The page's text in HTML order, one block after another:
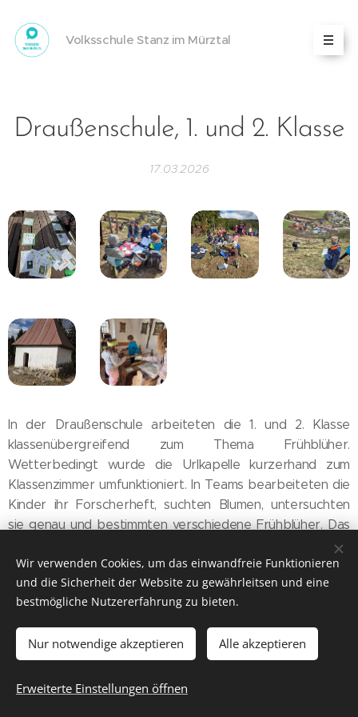
Volksschule Stanz im Mürztal
Draußenschule, 1. und 2. Klasse
17.03.2026
In der Draußenschule arbeiteten die 1. und 2. Klasse
klassenübergreifend zum Thema Frühblüher.
Wetterbedingt wurde die Urlkapelle kurzerhand zum
Klassenzimmer umfunktioniert. In Teams bearbeiteten die
Kinder ihr Forscherheft, suchten Blumen, untersuchten
sie genau und bestimmten verschiedene Frühblüher. Das
Lernen im Freien bereitete den Kindern viel Freude und
machte die Draußenschule zu einem besonderen
Erlebnis.
Kontakt/Impressum
Wir verwenden Cookies, um das einwandfreie Funktionieren
und die Sicherheit der Website zu gewährleitsen und eine
bestmögliche Nutzererfahrung zu bieten.
Nur notwendige akzeptieren Alle akzeptieren
Erweiterte Einstellungen öffnen